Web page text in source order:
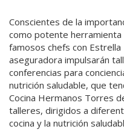
Conscientes de la
como potente
famosos chefs con Estrella
aseguradora impulsarán
conferencias para
nutrición saludable, que
Cocina Hermanos Torres
talleres, dirigidos a
cocina y la nutrición